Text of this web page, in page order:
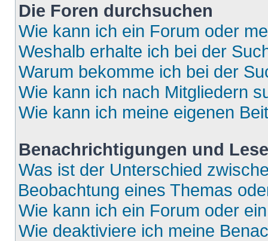
Die Foren durchsuchen
Wie kann ich ein Forum oder
Weshalb erhalte ich bei der
Warum bekomme ich bei der
Wie kann ich nach Mitgliedern
Wie kann ich meine eigenen
Benachrichtigungen und
Was ist der Unterschied
Beobachtung eines Themas
Wie kann ich ein Forum oder
Wie deaktiviere ich meine